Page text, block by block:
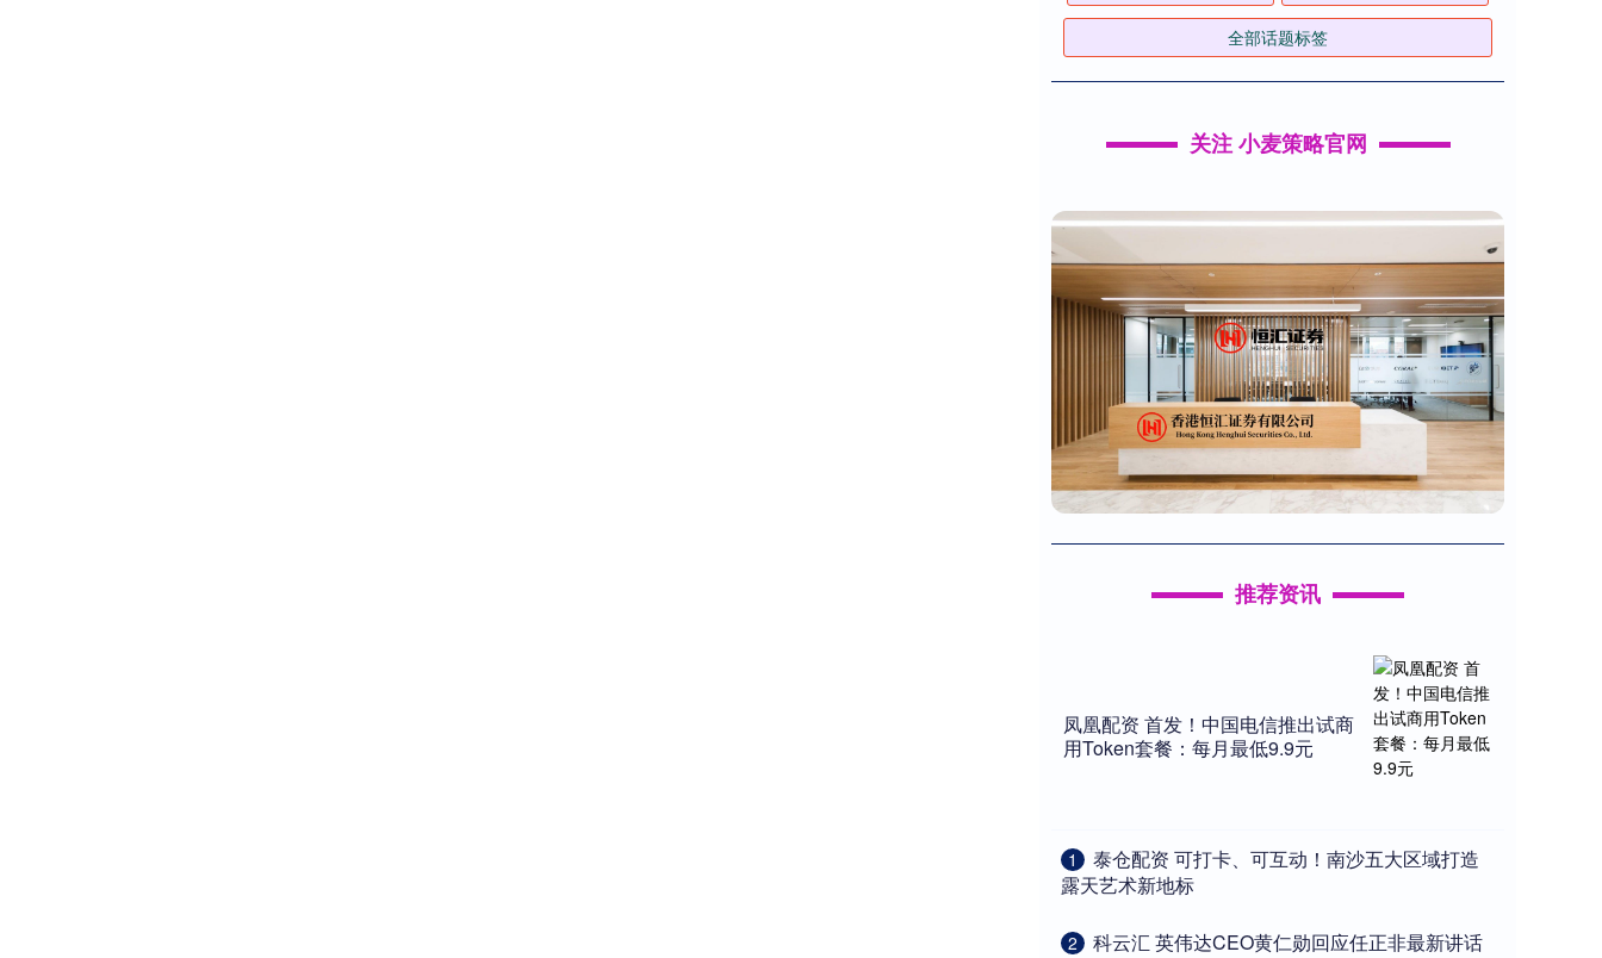
全部话题标签
关注 小麦策略官网
推荐资讯
凤凰配资 首发！中国电信推出试商
用Token套餐：每月最低9.9元
1
​泰仓配资 可打卡、可互动！南沙五大区域打造
露天艺术新地标
2 ​科云汇 英伟达CEO黄仁勋回应任正非最新讲话